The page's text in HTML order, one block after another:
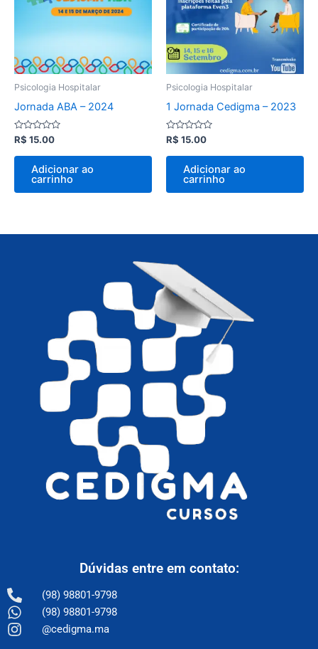
Psicologia Hospitalar
Jornada ABA – 2024
Avaliação
0
de
R$ 15.00
Adicionar ao
carrinho
Psicologia Hospitalar
1 Jornada Cedigma – 2023
Avaliação
0
de
R$ 15.00
Adicionar ao
carrinho
Dúvidas entre em contato:
(98) 98801-9798
(98) 98801-9798
@cedigma.ma